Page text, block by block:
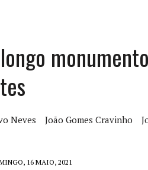
DE VALONGO E 13º ENCONTRO ASSOCIATIVO
Neves João Gomes Cravinho
16 MAIO, 2021